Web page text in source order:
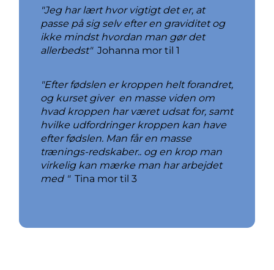
"Jeg har lært hvor vigtigt det er, at
passe på sig selv efter en graviditet og
ikke mindst hvordan man gør det
allerbedst" Johanna mor til 1
"Efter fødslen er kroppen helt forandret,
og kurset giver en masse viden om
hvad kroppen har været udsat for, samt
hvilke udfordringer kroppen kan have
efter fødslen. Man får en masse
trænings-redskaber.. og en krop man
virkelig kan mærke man har arbejdet
med " Tina mor til 3